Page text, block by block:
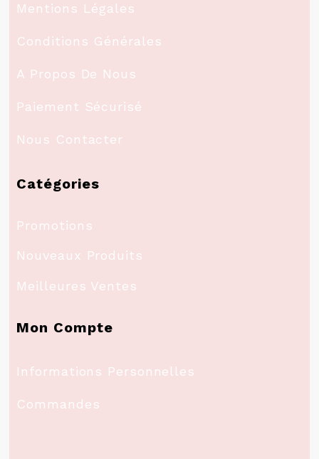
Mentions Légales
Conditions Générales
A Propos De Nous
Paiement Sécurisé
Nous Contacter
Catégories
Promotions
Nouveaux Produits
Meilleures Ventes
Mon Compte
Informations Personnelles
Commandes